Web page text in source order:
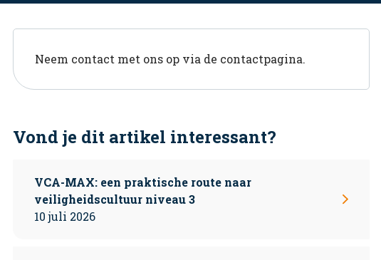
Neem contact met ons op via de contactpagina.
Vond je dit artikel interessant?
VCA-MAX: een praktische route naar
veiligheidscultuur niveau 3
10 juli 2026